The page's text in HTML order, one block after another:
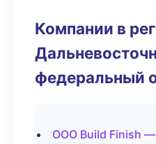
Компании в
федеральный
ООО Build Finish